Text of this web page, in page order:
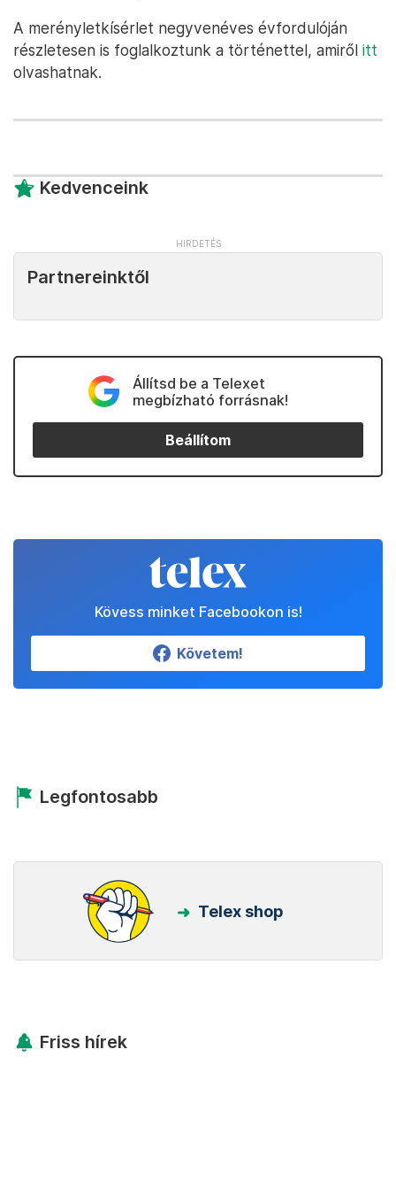
A merényletkísérlet negyvenéves évfordulóján
részletesen is foglalkoztunk a történettel, amiről itt
olvashatnak.
Kedvenceink
Partnereinktől
Állítsd be a Telexet
megbízható forrásnak!
Beállítom
Kövess minket Facebookon is!
Követem!
Legfontosabb
Telex shop
Friss hírek